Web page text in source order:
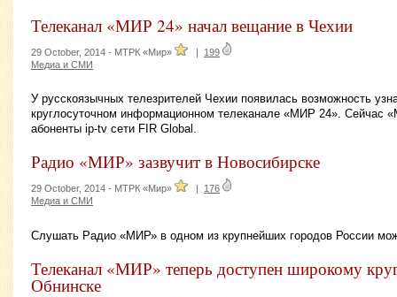
Телеканал «МИР 24» начал вещание в Чехии
29 October, 2014 - МТРК «Мир» | 199
Медиа и СМИ
У русскоязычных телезрителей Чехии появилась возможность
круглосуточном информационном телеканале «МИР 24». Сейчас
абоненты ip-tv сети FIR Global.
Радио «МИР» зазвучит в Новосибирске
29 October, 2014 - МТРК «Мир» | 176
Медиа и СМИ
Слушать Радио «МИР» в одном из крупнейших городов России
Телеканал «МИР» теперь доступен широкому
Обнинске